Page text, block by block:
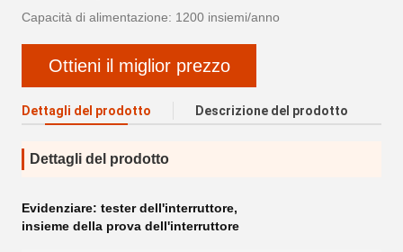
Capacità di alimentazione: 1200 insiemi/anno
Ottieni il miglior prezzo
Dettagli del prodotto Descrizione del prodotto
Dettagli del prodotto
Evidenziare: tester dell'interruttore,
insieme della prova dell'interruttore